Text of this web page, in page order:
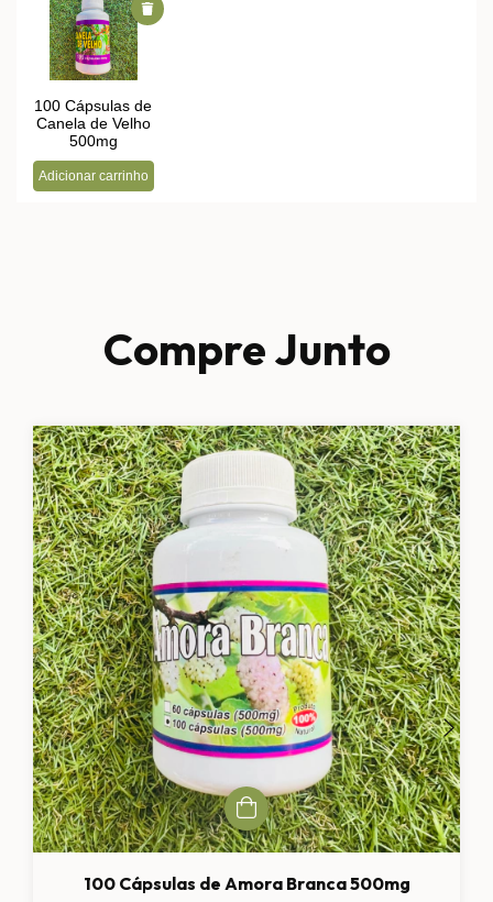
Compre Junto
100 Cápsulas de Amora Branca 500mg